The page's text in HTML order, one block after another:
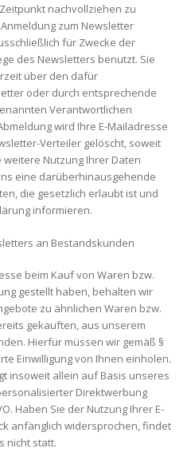
nachvollziehen zu
zum Newsletter
für Zwecke der
des Newsletters benutzt. Sie
über den dafür
oder durch entsprechende
Verantwortlichen
wird Ihre E-Mailadresse
Verteiler gelöscht, soweit
Nutzung Ihrer Daten
eine darüberhinausgehende
die gesetzlich erlaubt ist und
informieren.
an Bestandskunden
beim Kauf von Waren bzw.
gestellt haben, behalten wir
zu ähnlichen Waren bzw.
gekauften, aus unserem
Hierfür müssen wir gemäß §
Einwilligung von Ihnen einholen.
insoweit allein auf Basis unseres
Direktwerbung
Haben Sie der Nutzung Ihrer E-
anfänglich widersprochen, findet
nicht statt.